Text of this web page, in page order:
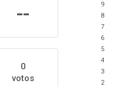
--
0
votos
9
8
7
6
5
4
3
2